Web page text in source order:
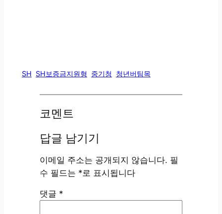
SH SH보증금지원형 중기청 청년버팀목
코멘트
답글 남기기
이메일 주소는 공개되지 않습니다. 필
수 필드는 *로 표시됩니다
댓글 *